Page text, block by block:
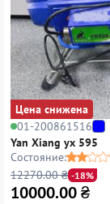
Цена снижена
01-200861516
Yan Xiang yx 595
Состояние:
12270.00 ₴ -18%
10000.00₴